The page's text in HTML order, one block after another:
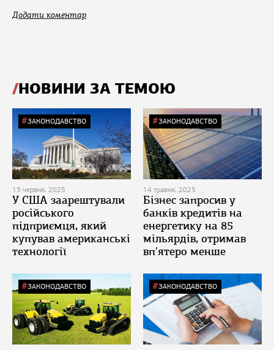
Додати коментар
НОВИНИ ЗА ТЕМОЮ
ЗАКОНОДАВСТВО
13 червня, 2025
У США заарештували
російського
підприємця, який
купував американські
технології
ЗАКОНОДАВСТВО
14 травня, 2025
Бізнес запросив у
банків кредитів на
енергетику на 85
мільярдів, отримав
вп'ятеро менше
ЗАКОНОДАВСТВО ЗАКОНОДАВСТВО